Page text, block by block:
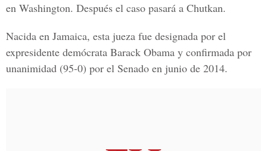
en Washington. Después el caso pasará a Chutkan.
Nacida en Jamaica, esta jueza fue designada por el
expresidente demócrata Barack Obama y confirmada por
unanimidad (95-0) por el Senado en junio de 2014.